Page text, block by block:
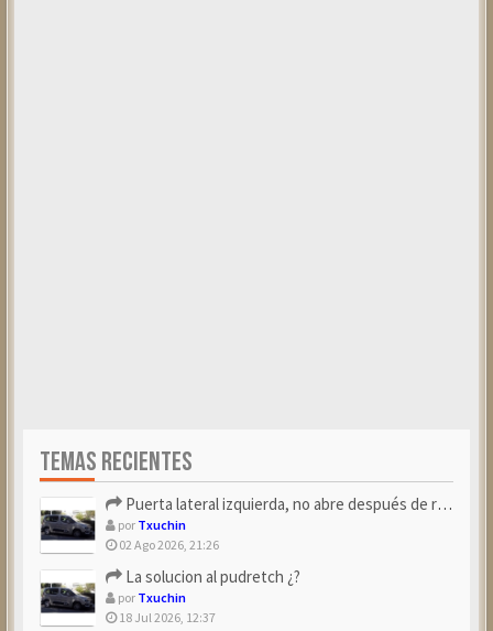
TEMAS RECIENTES
Puerta lateral izquierda, no abre después de repostar.
por Txuchin
02 Ago 2026, 21:26
La solucion al pudretch ¿?
por Txuchin
18 Jul 2026, 12:37